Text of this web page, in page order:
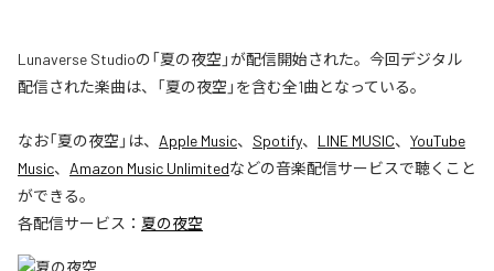
Lunaverse Studioの「夏の夜空」が配信開始された。今回デジタル
配信された楽曲は、「夏の夜空」を含む全1曲となっている。
なお「夏の夜空 」は、 Apple Music、 Spotify、 LINE MUSIC、 YouTube
Music、 Amazon Music Unlimitedなどの音楽配信サービスで聴くこと
ができる。
各配信サービス： 夏の夜空